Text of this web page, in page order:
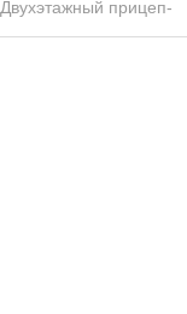
Двухэтажный прицеп-